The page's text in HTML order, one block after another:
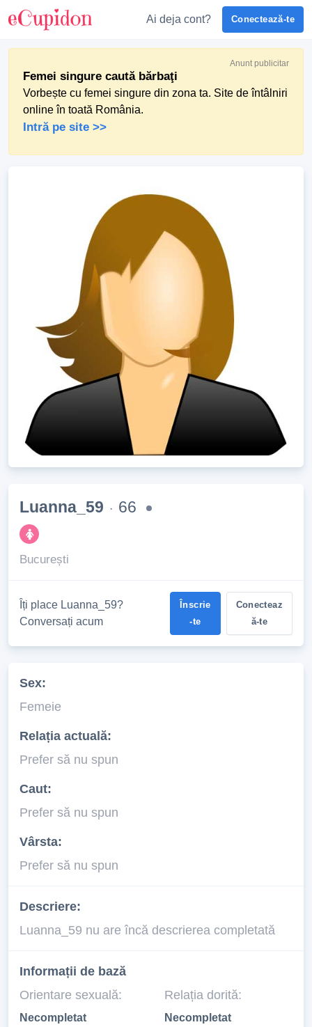
Ai deja cont? Conectează-te
Anunt publicitar
Femei singure caută bărbaţi
Vorbește cu femei singure din zona ta. Site de întâlniri
online în toată România.
Intră pe site >>
Luanna_59 · 66
București
Îți place Luanna_59?
Conversați acum
Înscrie
-te
Conecteaz
ă-te
Sex:
Femeie
Relația actuală:
Prefer să nu spun
Caut:
Prefer să nu spun
Vârsta:
Prefer să nu spun
Descriere:
Luanna_59 nu are încă descrierea completată
Informații de bază
Orientare sexuală:
Necompletat
Relația dorită:
Necompletat